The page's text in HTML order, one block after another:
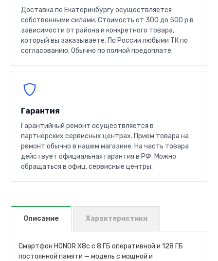
Доставка по Екатеринбургу осуществляется
собственными силами. Стоимость от 300 до 500 р в
зависимости от района и конкретного товара,
который вы заказываете. По России любыми ТК по
согласованию. Обычно по полной предоплате.
Гарантия
Гарантийный ремонт осуществляется в
партнерских сервисных центрах. Прием товара на
ремонт обычно в нашем магазине. На часть товара
действует официальная гарантия в РФ. Можно
обращаться в офиц. сервисные центры.
Описание Характеристики
Смартфон HONOR X8c с 8 ГБ оперативной и 128 ГБ
постоянной памяти — модель с мощной и